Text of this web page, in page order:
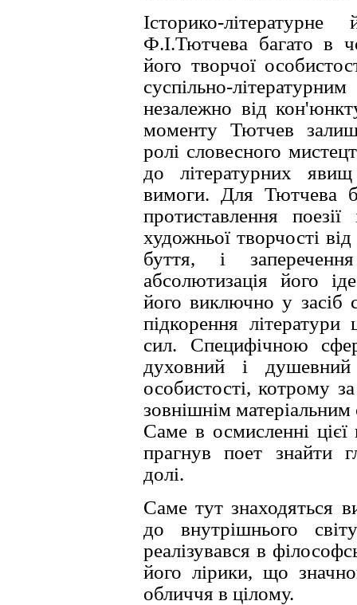
Iсторико-
Ф.I.Тютчева багато в
його творчої
суспiльно-
незалежно вiд
моменту Тютчев
ролi словесного
до лiтературних
вимоги. Для Тютчева
протиставлення
художньої творчостi
буття, i
абсолютизацiя його
його виключно у засiб
пiдкорення
сил. Специфiчною
духовний i душевний
особистостi, котрому
зовнiшнiм матерiальним
Саме в осмисленнi цiєї
прагнув поет знайти
долi.
Саме тут знаходяться
до внутрiшнього
реалiзувався в
його лiрики, що
обличчя в цiлому.